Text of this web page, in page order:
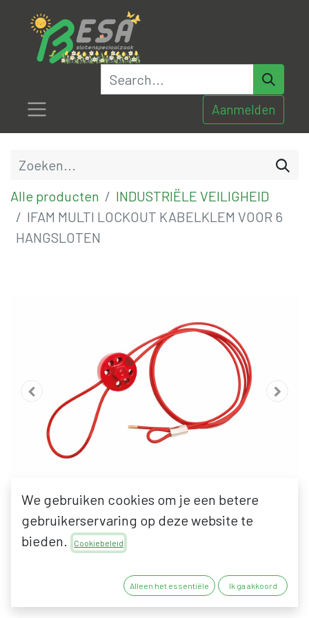
Aanmelden
Alle producten
INDUSTRIËLE VEILIGHEID
IFAM MULTI LOCKOUT KABELKLEM VOOR 6
HANGSLOTEN
IFAM MULTI LOCKOUT
KABELKLEM VOOR 6
We gebruiken cookies om je een betere
gebruikerservaring op deze website te
bieden.
Cookiebeleid
Alleen het essentiële Ik ga akkoord